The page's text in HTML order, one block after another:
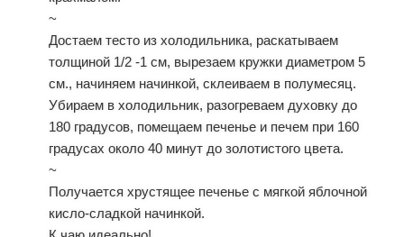
~
Достаем тесто из холодильника, раскатываем
толщиной 1/2 -1 см, вырезаем кружки диаметром 5
см., начиняем начинкой, склеиваем в полумесяц.
Убираем в холодильник, разогреваем духовку до
180 градусов, помещаем печенье и печем при 160
градусах около 40 минут до золотистого цвета.
~
Получается хрустящее печенье с мягкой яблочной
кисло-сладкой начинкой.